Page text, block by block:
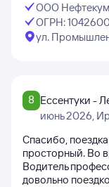
ООО
ОГРН:
ул.
8 Ессентуки -
июнь 2026,
Спасибо,
просторный. Во
Водитель
довольно